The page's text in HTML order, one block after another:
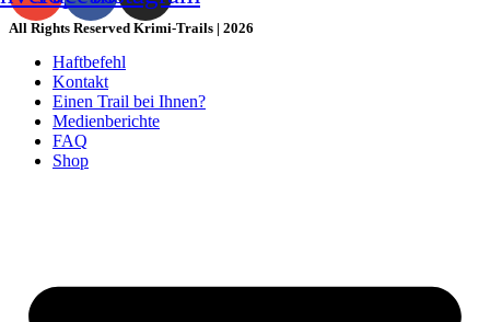
All Rights Reserved Krimi-Trails | 2026
Haftbefehl
Kontakt
Einen Trail bei Ihnen?
Medienberichte
FAQ
Shop